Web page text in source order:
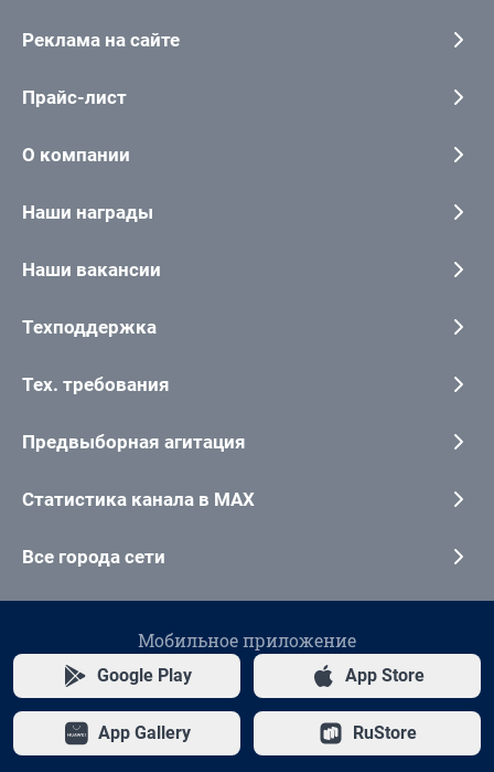
Реклама на сайте
Прайс-лист
О компании
Наши награды
Наши вакансии
Техподдержка
Тех. требования
Предвыборная агитация
Статистика канала в MAX
Все города сети
Мобильное приложение
Google Play App Store
App Gallery RuStore